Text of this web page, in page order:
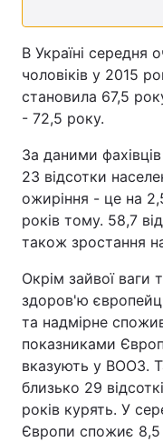
В Україні середня
чоловіків у 2015
становила 67,5
- 72,5 року.
За даними
23 відсотки
ожиріння - це на
років тому. 58,7
також зростання
Окрім зайвої ваги
здоров'ю
та надмірне
показниками
вказують у ВООЗ.
близько 29
років курять. У
Європи спожиє 8,5